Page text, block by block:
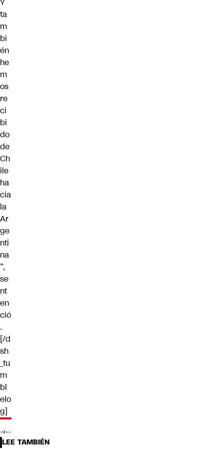
ta
m
bi
én
he
m
os
re
ci
bi
do
de
Ch
ile
ha
cia
la
Ar
ge
nti
na
”,
se
nt
en
ció
.
[/d
sh
_tu
m
bl
elo
g]
LEE TAMBIÉN